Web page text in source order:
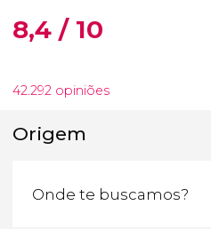
8,4 / 10
42.292 opiniões
Origem